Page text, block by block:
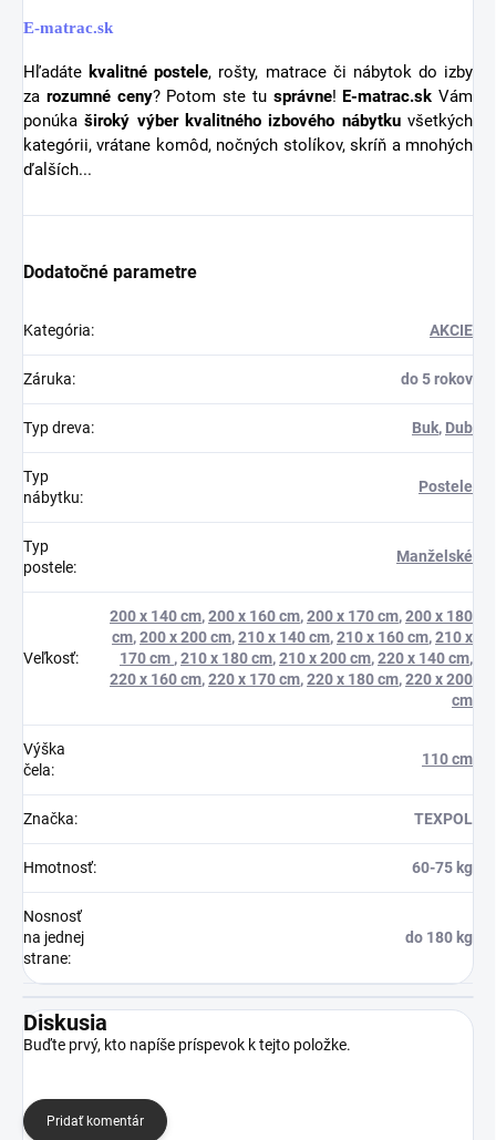
E-matrac.sk
Hľadáte kvalitné postele, rošty, matrace či nábytok do izby
za rozumné ceny? Potom ste tusprávne! E-matrac.sk Vám
ponúka široký výber kvalitného izbového nábytkuvšetkých
kategórii, vrátane komôd, nočných stolíkov, skríň a mnohých
ďalších...
Dodatočné parametre
Kategória: AKCIE
Záruka: do 5 rokov
Typ dreva: Buk, Dub
Typ
nábytku:
Postele
Typ
postele:
Manželské
Veľkosť:
200 x 140 cm,200 x 160 cm,200 x 170 cm,200 x 180
cm,200 x 200 cm,210 x 140 cm,210 x 160 cm,210 x
170 cm ,210 x 180 cm,210 x 200 cm,220 x 140 cm,
220 x 160 cm,220 x 170 cm,220 x 180 cm,220 x 200
cm
Výška
čela:
110 cm
Značka: TEXPOL
Hmotnosť: 60-75 kg
Nosnosť
na jednej
strane:
do 180 kg
Diskusia
Buďte prvý, kto napíše príspevok k tejto položke.
Pridať komentár